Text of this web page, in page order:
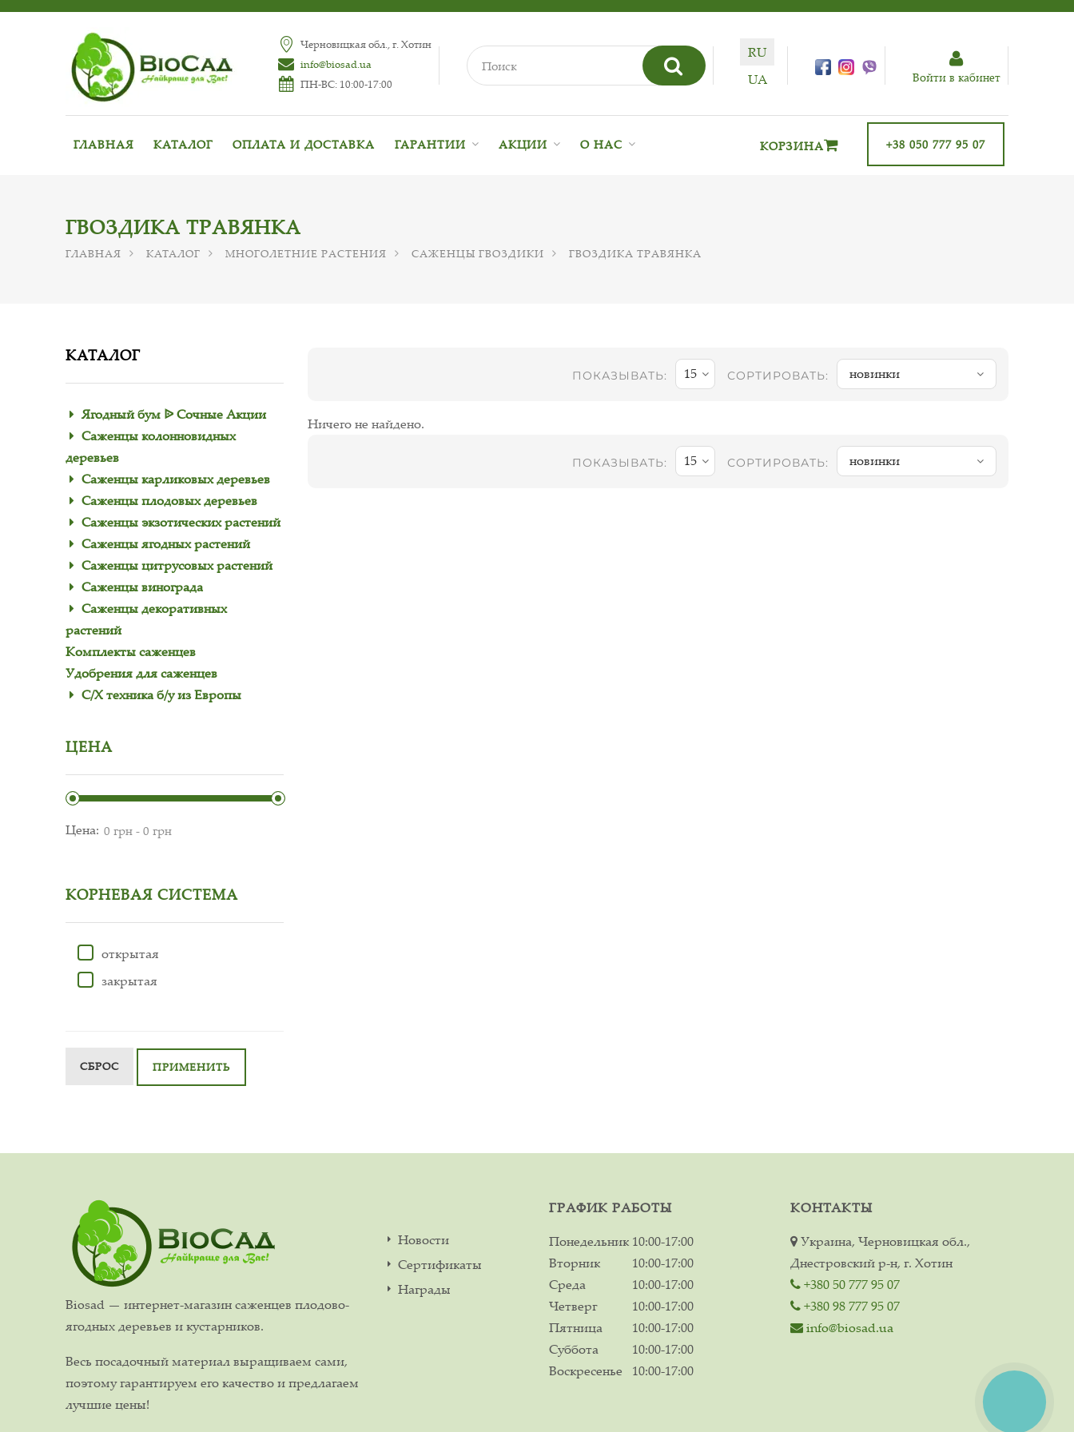
Черновицкая обл., г. Хотин
info@biosad.ua
ПН-ВС: 10:00-17:00
RU
UA
Войти в кабинет
ГЛАВНАЯ КАТАЛОГ ОПЛАТА И ДОСТАВКА ГАРАНТИИ АКЦИИ О НАС +38 050 777 95 07
КОРЗИНА
ГВОЗДИКА ТРАВЯНКА
ГЛАВНАЯ КАТАЛОГ МНОГОЛЕТНИЕ РАСТЕНИЯ САЖЕНЦЫ ГВОЗДИКИ ГВОЗДИКА ТРАВЯНКА
КАТАЛОГ
Ягодный бум ᐉ Сочные Акции
Саженцы колонновидных
деревьев
Саженцы карликовых деревьев
Саженцы плодовых деревьев
Саженцы экзотических растений
Саженцы ягодных растений
Саженцы цитрусовых растений
Саженцы винограда
Саженцы декоративных
растений
Комплекты саженцев
Удобрения для саженцев
С/Х техника б/у из Европы
ЦЕНА
Цена:
КОРНЕВАЯ СИСТЕМА
открытая
закрытая
СБРОС ПРИМЕНИТЬ
ПОКАЗЫВАТЬ: 15 СОРТИРОВАТЬ: новинки
Ничего не найдено.
ПОКАЗЫВАТЬ: 15 СОРТИРОВАТЬ: новинки
Biosad — интернет-магазин саженцев плодово-
ягодных деревьев и кустарников.
Весь посадочный материал выращиваем сами,
поэтому гарантируем его качество и предлагаем
лучшие цены!
Новости
Сертификаты
Награды
ГРАФИК РАБОТЫ
Понедельник 10:00-17:00
Вторник
10:00-17:00
Среда
10:00-17:00
Четверг
10:00-17:00
Пятница
10:00-17:00
Суббота
10:00-17:00
Воскресенье
10:00-17:00
КОНТАКТЫ
Украина, Черновицкая обл.,
Днестровский р-н, г. Хотин
+380 50 777 95 07
+380 98 777 95 07
info@biosad.ua